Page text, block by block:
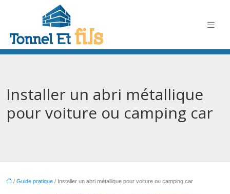
Installer un abri métallique
pour voiture ou camping car
/ Guide pratique / Installer un abri métallique pour voiture ou camping car